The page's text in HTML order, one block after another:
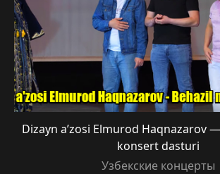
Dizayn a’zosi Elmurod Haqnazarov
konsert dasturi
Узбекские концерты